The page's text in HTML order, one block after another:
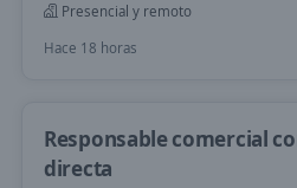
Presencial y remoto
Hace 18 horas
Responsable comercial
directa